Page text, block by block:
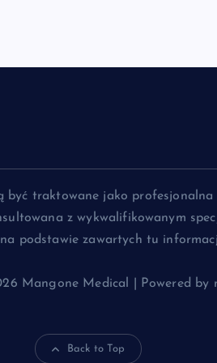
traktowane jako
z wykwalifikowanym
podstawie zawartych tu
Mangone Medical | Powered by
Back to Top